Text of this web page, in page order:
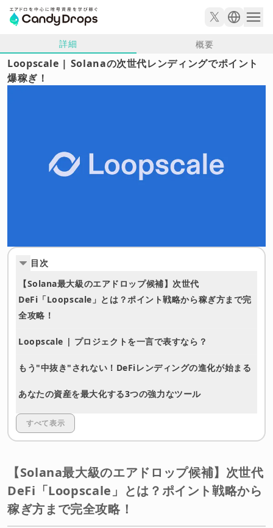
詳細 概要
Loopscale | Solanaの次世代レンディングでポイント
爆稼ぎ！
目次
【Solana最大級のエアドロップ候補】次世代
DeFi「Loopscale」とは？ポイント戦略から稼ぎ方まで完
全攻略！
Loopscale | プロジェクトを一言で表すなら？
もう"中抜き"されない！DeFiレンディングの進化が始まる
あなたの資産を最大化する3つの強力なツール
【最重要】エアドロップを掴め！ポイント最大化の完全戦
略
免責事項
すべて表示
【Solana最大級のエアドロップ候補】次世代
DeFi「Loopscale」とは？ポイント戦略から
稼ぎ方まで完全攻略！